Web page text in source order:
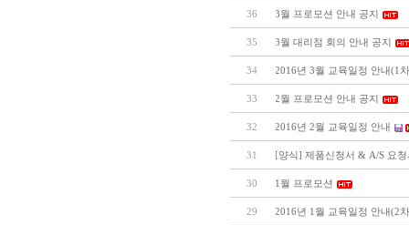
36 3월 프로모션 안내 공지
35 3월 대리점 회의 안내 공지
34 2016년 3월 교육일정 안내(1
33 2월 프로모션 안내 공지
32 2016년 2월 교육일정 안내
31 [양식] 제품신청서 & A/S 요
30 1월 프로모션
29 2016년 1월 교육일정 안내(2